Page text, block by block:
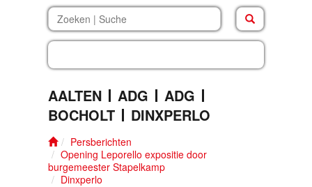
dinxperlo.
AALTEN ADG
ADG
BOCHOLT
DINXPERLO
Persberichten
Opening Leporello expositie door
burgemeester Stapelkamp
Dinxperlo